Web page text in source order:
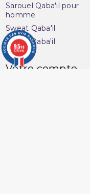
Sarouel Qaba'il pour
homme
Sweat Qaba'il
T-shirt Qaba'il
Votre compte
9.5/10
3280 avis